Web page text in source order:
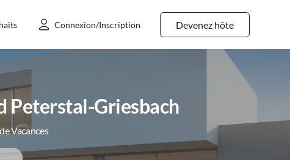
Devenez hôte
Connexion/Inscription
Peterstal-Griesbach
Vacances